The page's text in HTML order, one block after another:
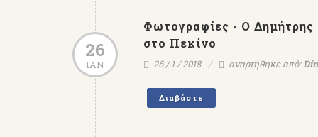
26
ΙΑΝ
Φωτογραφίες - Ο
στο Πεκίνο
26 / 1 / 2018 αναρτήθηκε από:
Διαβάστε